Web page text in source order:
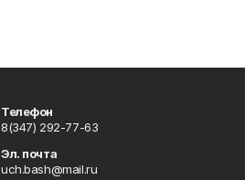
Телефон
8(347) 292-77-63
Эл. почта
uch.bash@mail.ru